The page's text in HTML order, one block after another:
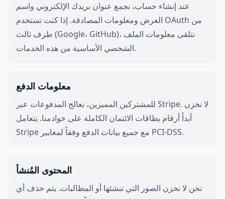
عند إنشاء حساب، نجمع عنوان بريدك الإلكتروني واسم
العرض ومعلومات المصادقة. إذا كنت تستخدم OAuth من
طرف ثالث (Google، GitHub)، نتلقى معلومات الملف
الشخصي الأساسية من هذه الخدمات.
معلومات الدفع
للمشتركين المميزين، نعالج المدفوعات عبر Stripe. لا نخزن
أبداً أرقام بطاقات الائتمان الكاملة على خوادمنا. يتعامل
Stripe مع جميع بيانات الدفع وفقاً لمعايير PCI-DSS.
المحتوى المُنشأ
نحن لا نخزن الصور التي تنشئها أو المطالبات. يتم حذف أي